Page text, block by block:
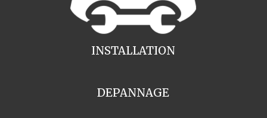
INSTALLATION
DEPANNAGE